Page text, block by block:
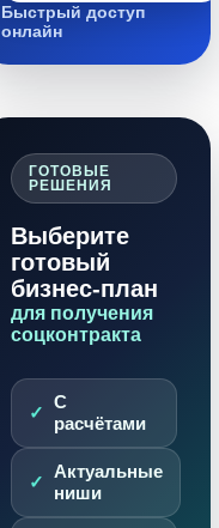
Быстрый доступ
онлайн
ГОТОВЫЕ
РЕШЕНИЯ
Выберите
готовый
бизнес-план
для получения
соцконтракта
С
расчётами
Актуальные
ниши